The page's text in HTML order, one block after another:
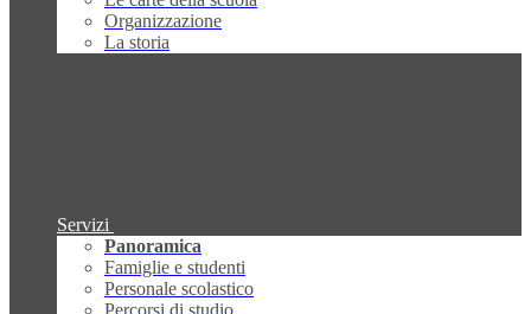
Organizzazione
La storia
Servizi
Panoramica
Famiglie e studenti
Personale scolastico